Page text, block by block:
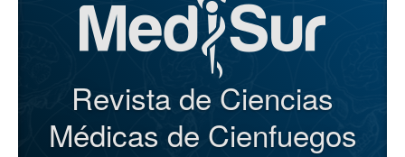
Iniciar sesión
Registrarse
Revista de Ciencias
Médicas de Cienfuegos